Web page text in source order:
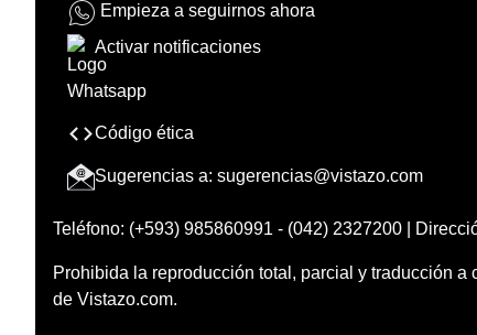
Empieza a seguirnos ahora
Activar notificaciones
Código ética
Sugerencias a: sugerencias@vistazo.com
Teléfono: (+593) 985860991 - (042) 2327200 |
Prohibida la reproducción total, parcial y traducción
de Vistazo.com.